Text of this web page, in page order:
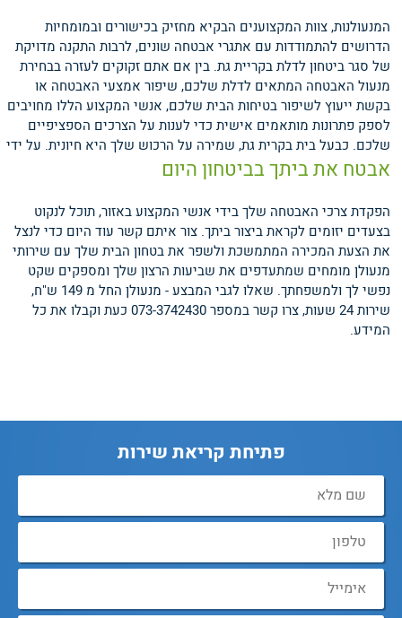
המנעולנות, צוות המקצוענים הבקיא מחזיק בכישורים ובמומחיות
הדרושים להתמודדות עם אתגרי אבטחה שונים, לרבות התקנה מדויקת
של סגר ביטחון לדלת בקריית גת. בין אם אתם זקוקים לעזרה בבחירת
מנעול האבטחה המתאים לדלת שלכם, שיפור אמצעי האבטחה או
בקשת ייעוץ לשיפור בטיחות הבית שלכם, אנשי המקצוע הללו מחויבים
לספק פתרונות מותאמים אישית כדי לענות על הצרכים הספציפיים
שלכם.
אבטח את ביתך בביטחון היום
כבעל בית בקרית גת, שמירה על הרכוש שלך היא חיונית. על ידי
הפקדת צרכי האבטחה שלך בידי אנשי המקצוע באזור, תוכל לנקוט
בצעדים יזומים לקראת ביצור ביתך. צור איתם קשר עוד היום כדי לנצל
את הצעת המכירה המתמשכת ולשפר את בטחון הבית שלך עם שירותי
מנעולן מומחים שמתעדפים את שביעות הרצון שלך ומספקים שקט
נפשי לך ולמשפחתך. שאלו לגבי המבצע - מנעולן החל מ 149 ש"ח,
שירות 24 שעות, צרו קשר במספר 073-3742430 כעת וקבלו את כל
המידע.
פתיחת קריאת שירות